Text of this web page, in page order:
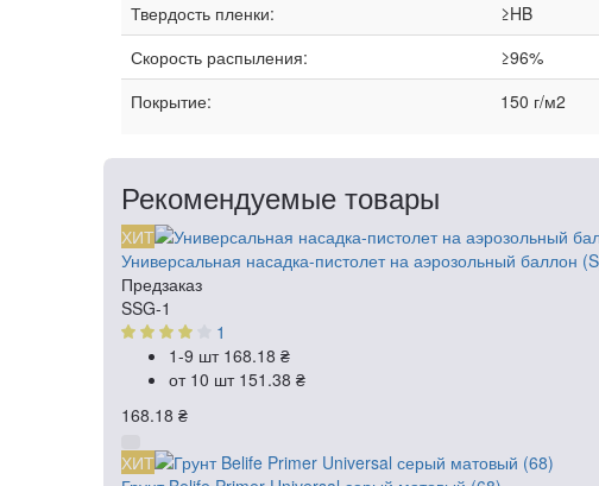
Твердость пленки:
≥HB
Скорость распыления:
≥96%
Покрытие:
150 г/м2
Рекомендуемые товары
ХИТ
Универсальная насадка-пистолет на аэрозольный баллон
Предзаказ
SSG-1
1
1-9 шт 168.18 ₴
от 10 шт 151.38 ₴
168.18 ₴
ХИТ